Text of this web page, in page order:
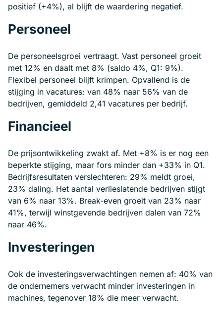
positief (+4%), al blijft de waardering negatief.
Personeel
De personeelsgroei vertraagt. Vast personeel groeit
met 12% en daalt met 8% (saldo 4%, Q1: 9%).
Flexibel personeel blijft krimpen. Opvallend is de
stijging in vacatures: van 48% naar 56% van de
bedrijven, gemiddeld 2,41 vacatures per bedrijf.
Financieel
De prijsontwikkeling zwakt af. Met +8% is er nog een
beperkte stijging, maar fors minder dan +33% in Q1.
Bedrijfsresultaten verslechteren: 29% meldt groei,
23% daling. Het aantal verlieslatende bedrijven stijgt
van 6% naar 13%. Break-even groeit van 23% naar
41%, terwijl winstgevende bedrijven dalen van 72%
naar 46%.
Investeringen
Ook de investeringsverwachtingen nemen af: 40% van
de ondernemers verwacht minder investeringen in
machines, tegenover 18% die meer verwacht.